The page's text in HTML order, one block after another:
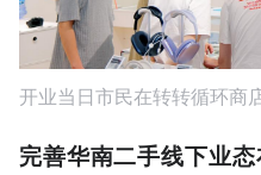
开业当日市民在转转循环商
完善华南二手线下业